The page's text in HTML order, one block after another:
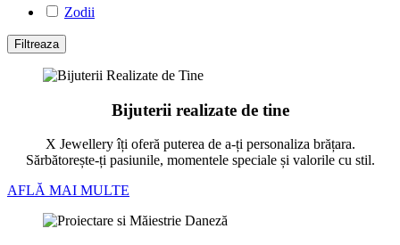
Zodii
Filtreaza
Bijuterii realizate de tine
X Jewellery îți oferă puterea de a-ți personaliza brățara.
Sărbătorește-ți pasiunile, momentele speciale și valorile cu stil.
AFLĂ MAI MULTE